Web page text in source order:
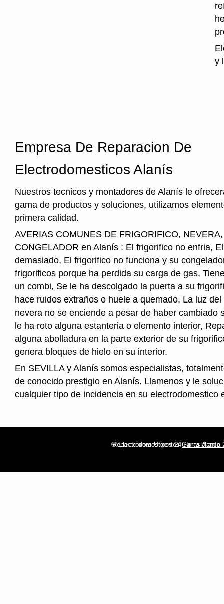
y
Empresa De Reparacion De
Electrodomesticos Alanís
Nuestros tecnicos y montadores de Alanís le
gama de productos y soluciones, utilizamos
primera calidad.
AVERIAS COMUNES DE FRIGORIFICO,
CONGELADOR en Alanís : El frigorifico no enfria,
demasiado, El frigorifico no funciona y su
frigorificos porque ha perdida su carga de gas,
un combi, Se le ha descolgado la puerta a su
hace ruidos extraños o huele a quemado, La luz
nevera no se enciende a pesar de haber cambiado
le ha roto alguna estanteria o elemento interior,
alguna abolladura en la parte exterior de su
genera bloques de hielo en su interior.
En SEVILLA y Alanís somos especialistas,
de conocido prestigio en Alanís. Llamenos y le
cualquier tipo de incidencia en su electrodomestico
© Electrodomesticos 24 Horas Alanís
Reparaciones UrgentesGama blanca